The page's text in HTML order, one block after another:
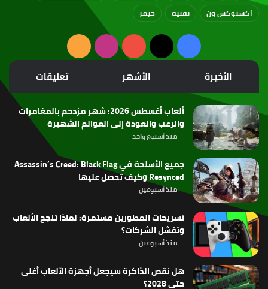
اكسبوكس ون
تقنية جيمز
فيسبوك
‫X
‫YouTubeانستقرامملخص
الموقع
RSS
الأخيرة الأشهر تعليقات
ألعاب أغسطس 2026: شهر مزدحم بالمغامرات
والرعب والعودة إلى العوالم الشهيرة
منذ أسبوع واحد
جميع الأسلحة في Assassin’s Creed: Black Flag
Resynced وكيف تحصل عليها
منذ أسبوعين
تسريحات المطورين مستمرة: لماذا تنجح الألعاب
وتفشل الشركات؟
منذ أسبوعين
هل نقص الذاكرة سيجعل أجهزة الألعاب أغلى
حتى 2028؟